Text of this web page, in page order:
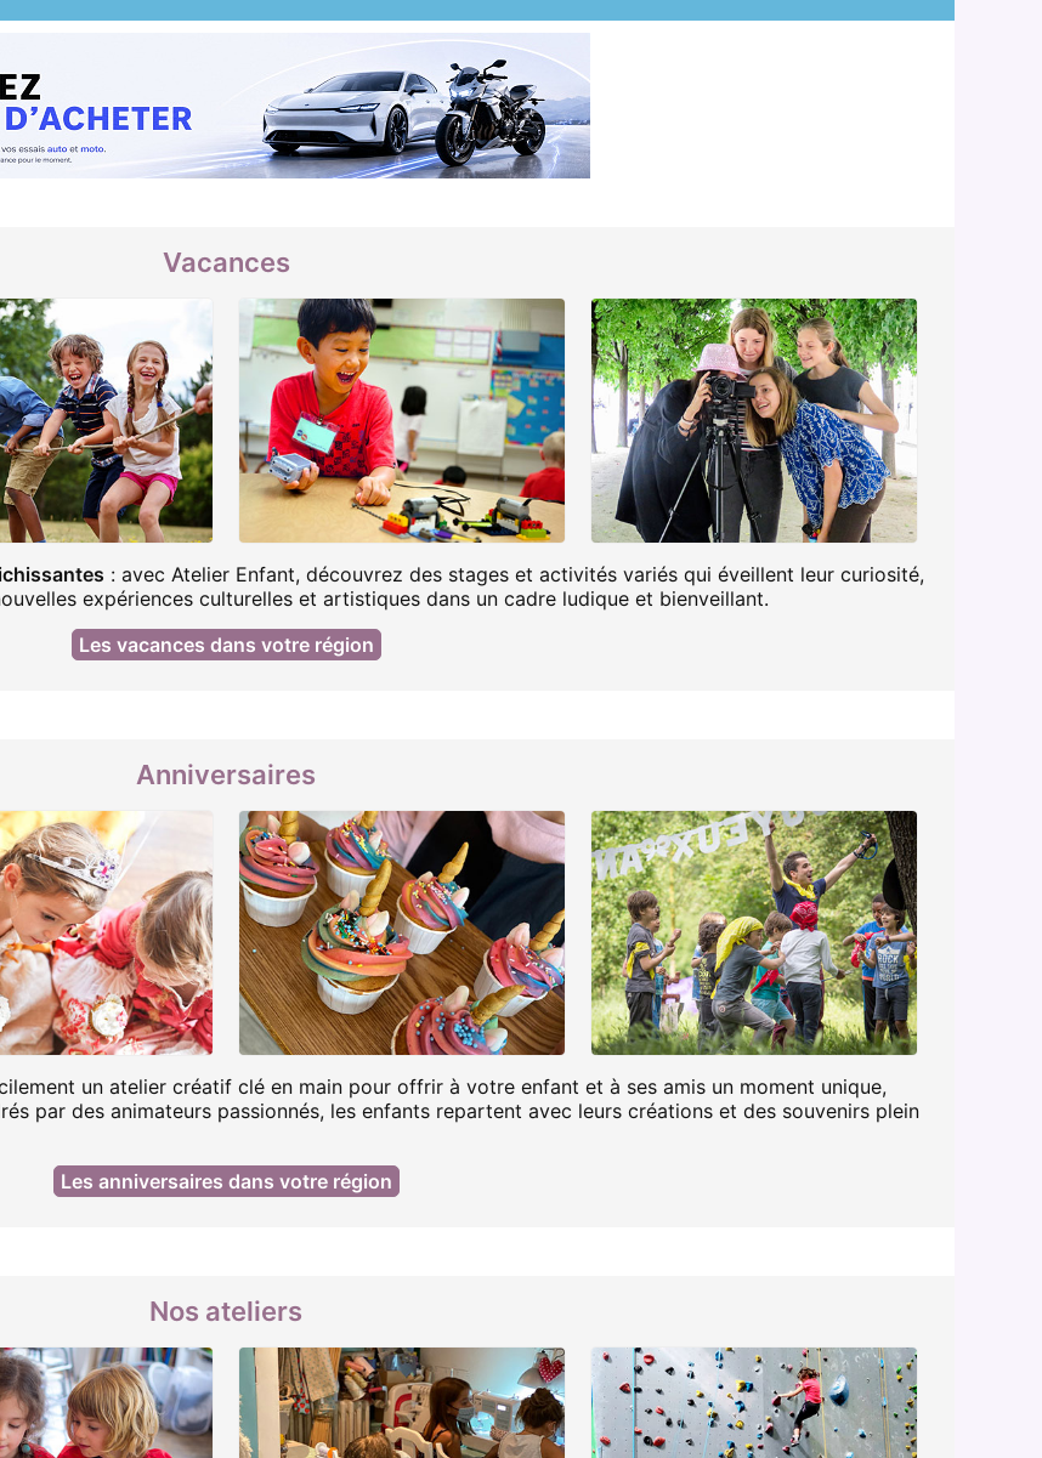
Vacances
: avec Atelier Enfant, découvrez des stages et activités variés qui éveillent leur curiosité,
expériences culturelles et artistiques dans un cadre ludique et bienveillant.
Les vacances dans votre région
Anniversaires
un atelier créatif clé en main pour offrir à votre enfant et à ses amis un moment unique,
par des animateurs passionnés, les enfants repartent avec leurs créations et des souvenirs plein
Les anniversaires dans votre région
Nos ateliers